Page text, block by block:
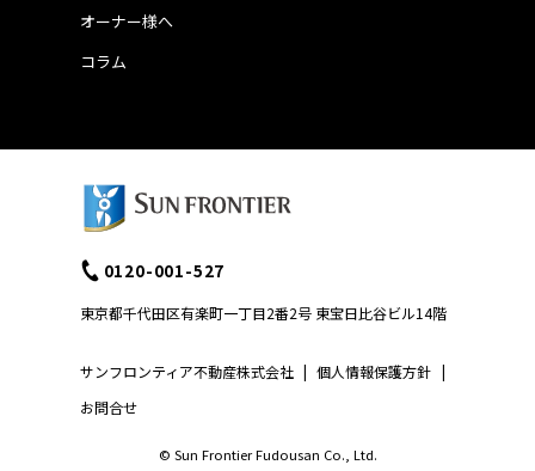
オーナー様へ
コラム
サンフロンティア不動産株式会社 | 個人情報保護方針 |
お問合せ
0120-001-527
東京都千代田区有楽町一丁目2番2号 東宝日比谷ビル14階
© Sun Frontier Fudousan Co., Ltd.